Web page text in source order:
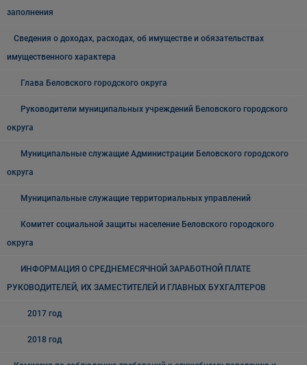
заполнения
Сведения о доходах, расходах, об имуществе и обязательствах
имущественного характера
Глава Беловского городского округа
Руководители муниципальных учреждений Беловского городского
округа
Муниципальные служащие Администрации Беловского городского
округа
Муниципальные служащие территориальных управлений
Комитет социальной защиты население Беловского городского
округа
ИНФОРМАЦИЯ О СРЕДНЕМЕСЯЧНОЙ ЗАРАБОТНОЙ ПЛАТЕ
РУКОВОДИТЕЛЕЙ, ИХ ЗАМЕСТИТЕЛЕЙ И ГЛАВНЫХ БУХГАЛТЕРОВ
2017 год
2018 год